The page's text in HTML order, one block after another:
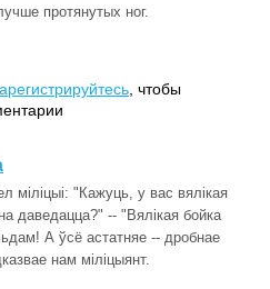
протянутых ног.
, чтобы
міліцыі: "Кажуць, у вас вялікая
даведацца?" -- "Вялікая бойка
А ўсё астатняе -- дробнае
нам міліцыянт.